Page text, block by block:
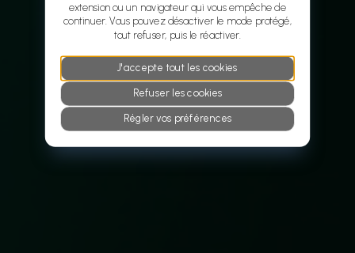
extension ou un navigateur qui vous empêche de
continuer. Vous pouvez désactiver le mode protégé,
tout refuser, puis le réactiver.
J'accepte tout les cookies
Refuser les cookies
Régler vos préférences